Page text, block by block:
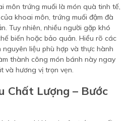
môn trứng muối là món quà tinh tế,
khoai môn, trứng muối đậm đà
Tuy nhiên, nhiều người gặp khó
biến hoặc bảo quản. Hiểu rõ các
liệu phù hợp và thực hành
thành công món bánh này ngay
và hương vị trọn vẹn.
Chất Lượng – Bước